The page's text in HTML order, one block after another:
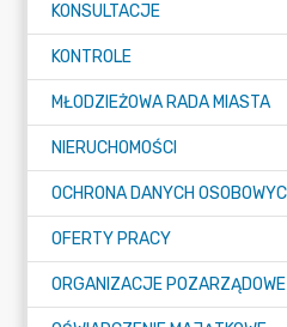
KONSULTACJE
KONTROLE
MŁODZIEŻOWA RADA MIASTA
NIERUCHOMOŚCI
OFERTY PRACY
ORGANIZACJE POZARZĄDOWE